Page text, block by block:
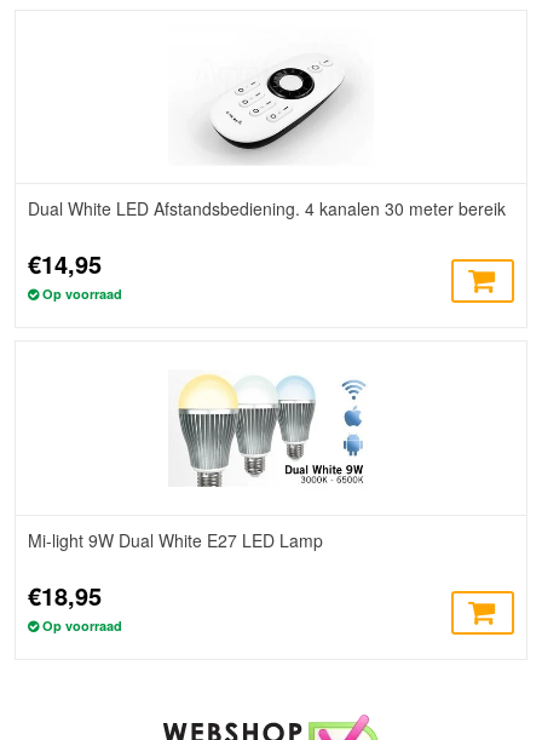
Dual White LED Afstandsbediening. 4 kanalen 30 meter bereik
€14,95
Op voorraad
Mi-light 9W Dual White E27 LED Lamp
€18,95
Op voorraad